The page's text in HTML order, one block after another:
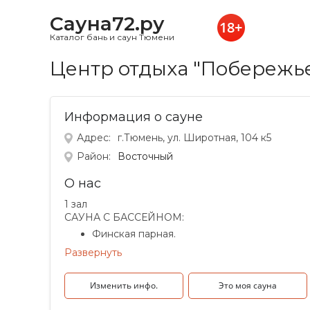
Сауна72.ру
Каталог бань и саун Тюмени
Центр отдыха
Информация о сауне
Адрес:
г.Тюмень, ул. Широтная, 104 к5
Район:
Восточный
О нас
1 зал
САУНА С БАССЕЙНОМ:
Финская парная.
фильтрацией воды, подсветкой и
подогревом).
Душевая кабина .
Комната отдыха.
Развернуть
Изменить инфо. Это моя сауна